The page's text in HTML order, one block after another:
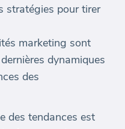
stratégies pour tirer
marketing sont
dynamiques
des
des tendances est